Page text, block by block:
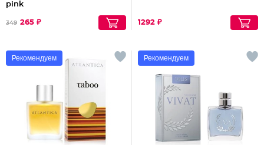
pink
349 265 ₽ 1292 ₽
Рекомендуем Рекомендуем